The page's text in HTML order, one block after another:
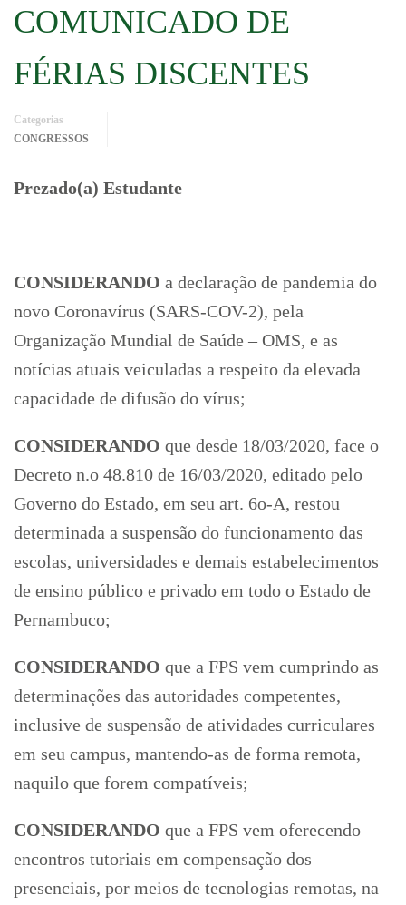
COMUNICADO DE
FÉRIAS DISCENTES
Categorias
CONGRESSOS
Prezado(a) Estudante
CONSIDERANDO a declaração de pandemia do
novo Coronavírus (SARS-COV-2), pela
Organização Mundial de Saúde – OMS, e as
notícias atuais veiculadas a respeito da elevada
capacidade de difusão do vírus;
CONSIDERANDO que desde 18/03/2020, face o
Decreto n.o 48.810 de 16/03/2020, editado pelo
Governo do Estado, em seu art. 6o-A, restou
determinada a suspensão do funcionamento das
escolas, universidades e demais estabelecimentos
de ensino público e privado em todo o Estado de
Pernambuco;
CONSIDERANDO que a FPS vem cumprindo as
determinações das autoridades competentes,
inclusive de suspensão de atividades curriculares
em seu campus, mantendo-as de forma remota,
naquilo que forem compatíveis;
CONSIDERANDO que a FPS vem oferecendo
encontros tutoriais em compensação dos
presenciais, por meios de tecnologias remotas, na